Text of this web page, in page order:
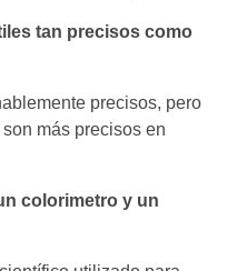
tan precisos como
precisos, pero
más precisos en
colorimetro y un